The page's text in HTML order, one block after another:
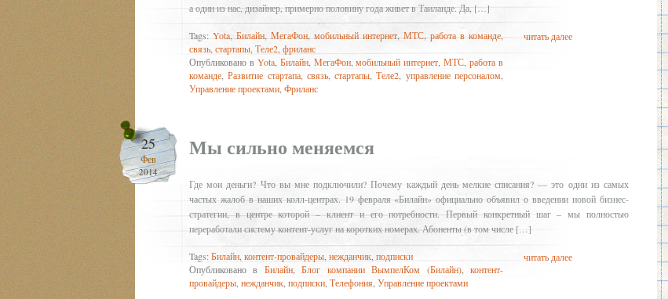
а один из нас, дизайнер, примерно половину года живет в Таиланде. Да, […]
Tags: Yota, Билайн, МегаФон, мобильный интернет, МТС,работа в команде,
связь стартапы Теле2 фриланс
Опубликовано в Yota, Билайн, МегаФон,мобильный интернет ,МТС ,работа в
команде ,Развитие стартапа, связь,стартапы ,Теле2 управление персоналом
Управление проектами Фриланс
читать далее
25
Фев
2014
Мы сильно меняемся
Где мои деньги? Что вы мне подключили? Почему каждый день мелкие списания? — это одни из самых
частых жалоб в наших колл-центрах. 19 февраля «Билайн» официально объявил о введении новой бизнес-
стратегии, в центре которой – клиент и его потребности. Первый конкретный шаг – мы полностью
переработали систему контент-услуг на коротких номерах. Абоненты (в том числе […]
Tags: Билайн контент-провайдеры нежданчик подписки
Опубликовано в Билайн,Блог компании ВымпелКом (Билайн),контент-
провайдеры нежданчик подписки Телефония Управление проектами
читать далее